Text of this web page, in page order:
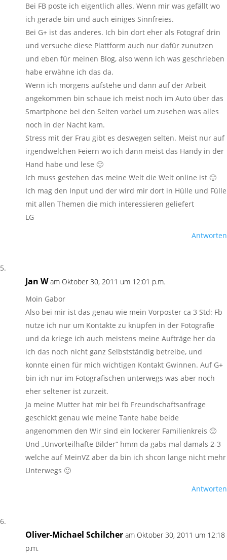
Bei FB poste ich eigentlich alles. Wenn mir was gefällt wo
ich gerade bin und auch einiges Sinnfreies.
Bei G+ ist das anderes. Ich bin dort eher als Fotograf drin
und versuche diese Plattform auch nur dafür zunutzen
und eben für meinen Blog, also wenn ich was geschrieben
habe erwähne ich das da.
Wenn ich morgens aufstehe und dann auf der Arbeit
angekommen bin schaue ich meist noch im Auto über das
Smartphone bei den Seiten vorbei um zusehen was alles
noch in der Nacht kam.
Stress mit der Frau gibt es deswegen selten. Meist nur auf
irgendwelchen Feiern wo ich dann meist das Handy in der
Hand habe und lese 🙂
Ich muss gestehen das meine Welt die Welt online ist 🙂
Ich mag den Input und der wird mir dort in Hülle und Fülle
mit allen Themen die mich interessieren geliefert
LG
Antworten
Jan W am Oktober 30, 2011 um 12:01 p.m.
Moin Gabor
Also bei mir ist das genau wie mein Vorposter ca 3 Std: Fb
nutze ich nur um Kontakte zu knüpfen in der Fotografie
und da kriege ich auch meistens meine Aufträge her da
ich das noch nicht ganz Selbstständig betreibe, und
konnte einen für mich wichtigen Kontakt Gwinnen. Auf G+
bin ich nur im Fotografischen unterwegs was aber noch
eher seltener ist zurzeit.
Ja meine Mutter hat mir bei fb Freundschaftsanfrage
geschickt genau wie meine Tante habe beide
angenommen den Wir sind ein lockerer Familienkreis 🙂
Und „Unvorteilhafte Bilder“ hmm da gabs mal damals 2-3
welche auf MeinVZ aber da bin ich shcon lange nicht mehr
Unterwegs 🙂
Antworten
Oliver-Michael Schilcher am Oktober 30, 2011 um 12:18
p.m.